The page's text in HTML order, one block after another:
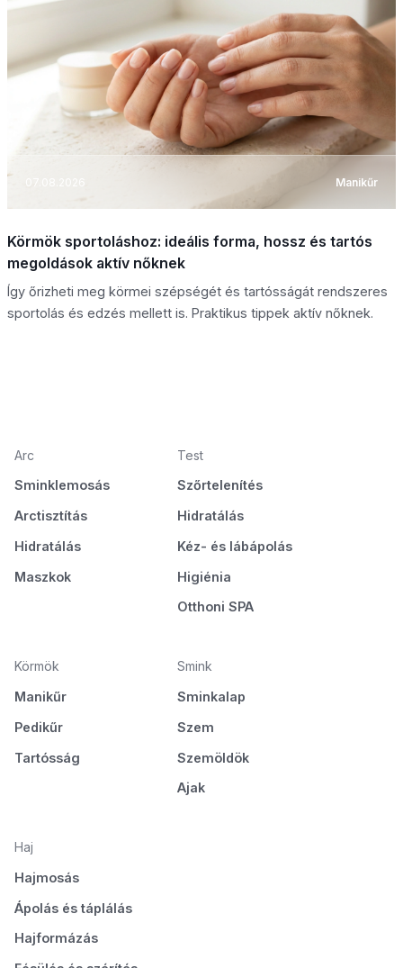
07.08.2026 Manikűr
Körmök sportoláshoz: ideális forma, hossz és tartós
megoldások aktív nőknek
Így őrizheti meg körmei szépségét és tartósságát rendszeres
sportolás és edzés mellett is. Praktikus tippek aktív nőknek.
Arc
Sminklemosás
Arctisztítás
Hidratálás
Maszkok
Test
Szőrtelenítés
Hidratálás
Kéz- és lábápolás
Higiénia
Otthoni SPA
Körmök
Manikűr
Pedikűr
Tartósság
Smink
Sminkalap
Szem
Szemöldök
Ajak
Haj
Hajmosás
Ápolás és táplálás
Hajformázás